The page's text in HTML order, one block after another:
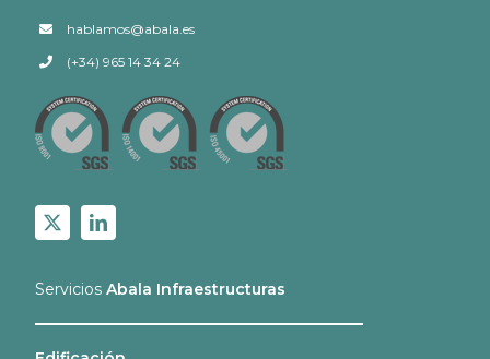
hablamos@abala.es
(+34) 965 14 34 24
Servicios Abala Infraestructuras